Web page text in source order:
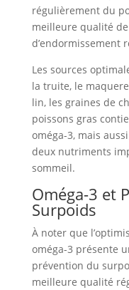
régulièrement du
meilleure qualité
d’endormissement
Les sources
la truite, le
lin, les graines de
poissons gras
oméga-3, mais
deux nutriments
sommeil.
Oméga-3 et
Surpoids
À noter que
oméga-3 présente
prévention du
meilleure qualité